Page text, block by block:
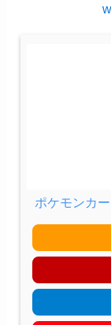
ポケモンカ